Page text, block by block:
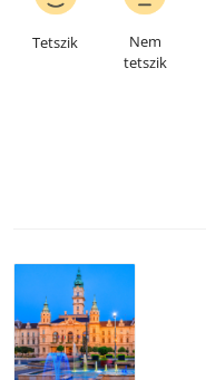
Tetszik
Nem
tetszik